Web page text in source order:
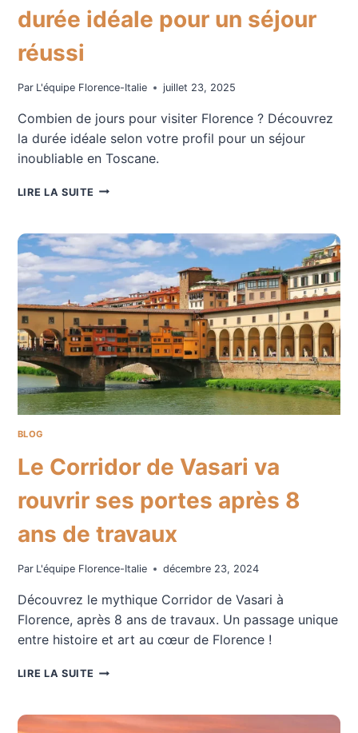
durée idéale pour un séjour
réussi
Par L'équipe Florence-Italie juillet 23, 2025
Combien de jours pour visiter Florence ? Découvrez
la durée idéale selon votre profil pour un séjour
inoubliable en Toscane.
LIRE LA SUITE COMBIEN
POUR
VISITER
FLORENCE
CONSEILS
ET
DURÉE
IDÉALE
POUR
UN
SÉJOUR
RÉUSSI
BLOG
Le Corridor de Vasari va
rouvrir ses portes après 8
ans de travaux
Par L'équipe Florence-Italie décembre 23, 2024
Découvrez le mythique Corridor de Vasari à
Florence, après 8 ans de travaux. Un passage unique
entre histoire et art au cœur de Florence !
LIRE LA SUITE LE
VASARI